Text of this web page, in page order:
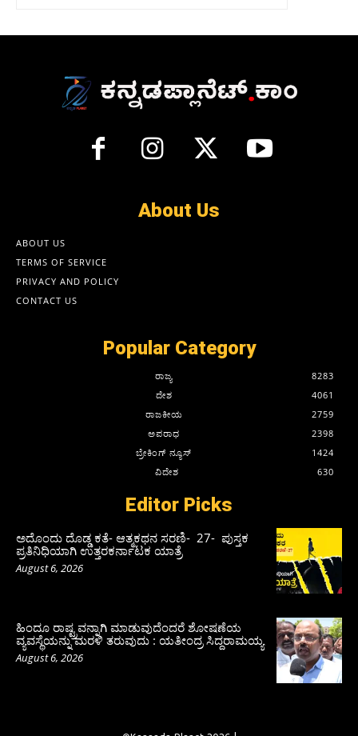
About Us
ABOUT US
TERMS OF SERVICE
PRIVACY AND POLICY
CONTACT US
Popular Category
ರಾಜ್ಯ
8283
ದೇಶ
4061
ರಾಜಕೀಯ
2759
ಅಪರಾಧ
2398
ಬ್ರೇಕಿಂಗ್ ನ್ಯೂಸ್
1424
ವಿದೇಶ
630
Editor Picks
ಅದೊಂದು ದೊಡ್ಡ ಕತೆ- ಆತ್ಮಕಥನ ಸರಣಿ- 27- ಪುಸ್ತಕ
ಪ್ರತಿನಿಧಿಯಾಗಿ ಉತ್ತರಕರ್ನಾಟಕ ಯಾತ್ರೆ
August 6, 2026
ಹಿಂದೂ ರಾಷ್ಟ್ರವನ್ನಾಗಿ ಮಾಡುವುದೆಂದರೆ ಶೋಷಣೆಯ
ವ್ಯವಸ್ಥೆಯನ್ನು ಮರಳಿ ತರುವುದು : ಯತೀಂದ್ರ ಸಿದ್ದರಾಮಯ್ಯ
August 6, 2026